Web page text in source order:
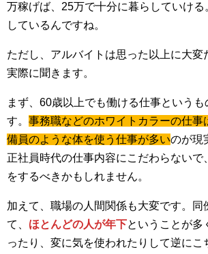
万稼げば、25万で十分に暮らしていける
しているんですね。
ただし、アルバイトは思った以上に大変
実際に聞きます。
まず、60歳以上でも働ける仕事というも
す。 事務職などのホワイトカラーの仕事
備員のような体を使う仕事が多いのが現
正社員時代の仕事内容にこだわらないで
をするべきかもしれません。
加えて、職場の人間関係も大変です。同
て、 ほとんどの人が年下ということが多
ったり、変に気を使われたりして逆にこ